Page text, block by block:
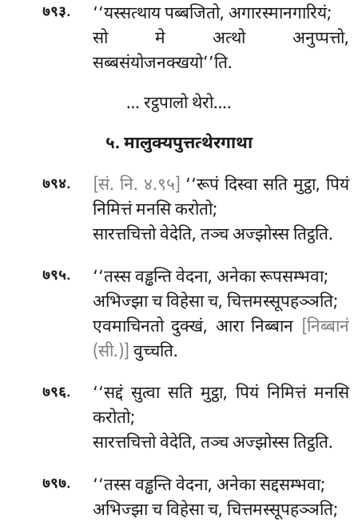
७९३.
‘‘यस्सत्थाय पब्बजितो, अगारस्मानगारियं;
सो मे अत्थो अनुप्पत्तो,
सब्बसंयोजनक्खयो’’ति.
… रट्ठपालो थेरो….
५. मालुक्यपुत्तत्थेरगाथा
७९४. [सं. नि. ४.९५] ‘‘रूपंदिस्वा सति मुट्ठा, पियं
निमित्तं मनसि करोतो;
सारत्तचित्तो वेदेति, तञ्च अज्झोस्स तिट्ठति.
७९५. ‘‘तस्सवड्ढन्ति वेदना, अनेका रूपसम्भवा;
अभिज्झा च विहेसा च, चित्तमस्सूपहञ्ञति;
एवमाचिनतो दुक्खं, आरा निब्बान [निब्बानं
(सी.)] वुच्चति.
७९६.
‘‘सद्दं सुत्वा सति मुट्ठा, पियं निमित्तं मनसि
करोतो;
सारत्तचित्तो वेदेति, तञ्च अज्झोस्स तिट्ठति.
७९७.
‘‘तस्स वड्ढन्ति वेदना, अनेका सद्दसम्भवा;
अभिज्झा च विहेसा च, चित्तमस्सूपहञ्ञति;